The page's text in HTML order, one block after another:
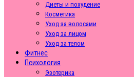
Диеты и похудение
Косметика
Уход за волосами
Уход за лицом
Уход за телом
Фитнес
Психология
Эзотерика